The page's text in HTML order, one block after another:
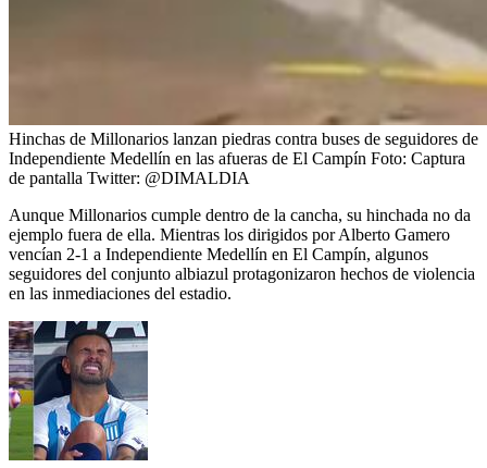
Hinchas de Millonarios lanzan piedras contra buses de seguidores de
Independiente Medellín en las afueras de El Campín Foto: Captura
de pantalla Twitter: @DIMALDIA
Aunque Millonarios cumple dentro de la cancha, su hinchada no da
ejemplo fuera de ella. Mientras los dirigidos por Alberto Gamero
vencían 2-1 a Independiente Medellín en El Campín, algunos
seguidores del conjunto albiazul protagonizaron hechos de violencia
en las inmediaciones del estadio.